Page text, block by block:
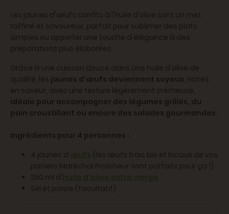
Les jaunes d'œufs confits à l'huile d'olive sont un met
raffiné et savoureux, parfait pour sublimer des plats
simples ou apporter une touche d'élégance à des
préparations plus élaborées.
Grâce à une cuisson douce dans une huile d'olive de
qualité, les jaunes d'œufs deviennent soyeux, riches
en saveur, avec une texture légèrement crémeuse,
idéale pour accompagner des légumes grillés, du
pain croustillant ou encore des salades gourmandes.
Ingrédients pour 4 personnes :
4 jaunes d'œufs (les œufs frais bio et locaux de vos
paniers Maréchal Fraîcheur sont parfaits pour ça !)
250 ml d'​huile d'olive extra vierge
Sel et poivre (facultatif)